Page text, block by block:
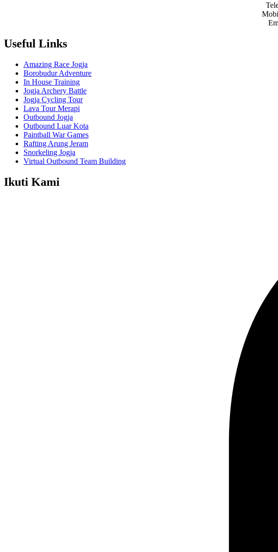
Useful Links
Amazing Race Jogja
Borobudur Adventure
In House Training
Jogja Archery Battle
Jogja Cycling Tour
Lava Tour Merapi
Outbound Jogja
Outbound Luar Kota
Paintball War Games
Rafting Arung Jeram
Snorkeling Jogja
Virtual Outbound Team Building
Ikuti Kami